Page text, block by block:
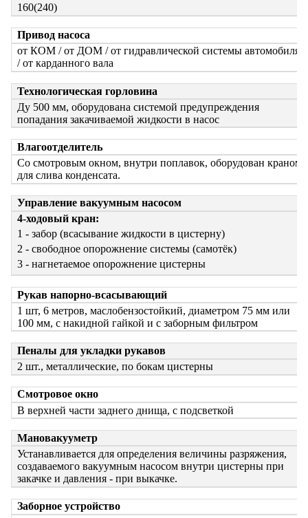
160(240)
Привод насоса
от КОМ / от ДОМ / от гидравлической системы автомобиля
/ от карданного вала
Технологическая горловина
Ду 500 мм, оборудована системой предупреждения
попадания закачиваемой жидкости в насос
Влагоотделитель
Со смотровым окном, внутри поплавок, оборудован краном
для слива конденсата.
Управление вакуумным насосом
4-ходовый кран:
1 - забор (всасывание жидкости в цистерну)
2 - свободное опорожнение системы (самотёк)
3 - нагнетаемое опорожнение цистерны
Рукав напорно-всасывающий
1 шт, 6 метров, маслобензостойкий, диаметром 75 мм или
100 мм, с накидной гайкой и с заборным фильтром
Пеналы для укладки рукавов
2 шт., металлические, по бокам цистерны
Смотровое окно
В верхней части заднего днища, с подсветкой
Мановакууметр
Устанавливается для определения величины разряжения,
создаваемого вакуумным насосом внутри цистерны при
закачке и давления - при выкачке.
Заборное устройство